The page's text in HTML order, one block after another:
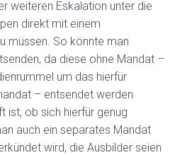
weiteren Eskalation unter die
direkt mit einem
müssen. So könnte man
da diese ohne Mandat –
um das hierfür
– entsendet werden
ist, ob sich hierfür genug
auch ein separates Mandat
wird, die Ausbilder seien